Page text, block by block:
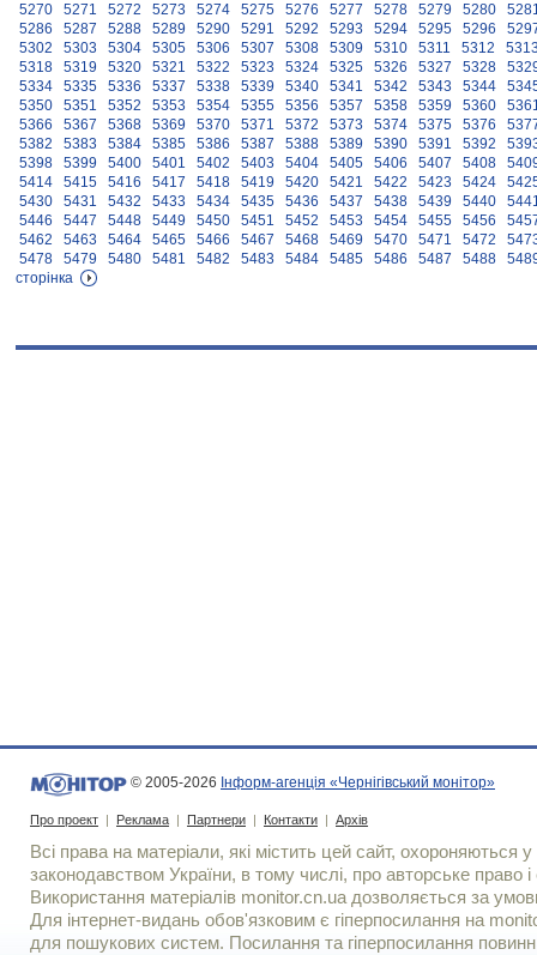
5270
5271 5272 5273 5274 5275 5276 5277 5278 5279 5280
5286
5287 5288 5289 5290 5291 5292 5293 5294 5295 5296
5302
5303 5304 5305 5306 5307 5308 5309 5310 5311 5312
5318
5319 5320 5321 5322 5323 5324 5325 5326 5327 5328
5334
5335 5336 5337 5338 5339 5340 5341 5342 5343 5344
5350
5351 5352 5353 5354 5355 5356 5357 5358 5359 5360
5366
5367 5368 5369 5370 5371 5372 5373 5374 5375 5376
5382
5383 5384 5385 5386 5387 5388 5389 5390 5391 5392
5398
5399 5400 5401 5402 5403 5404 5405 5406 5407 5408
5414
5415 5416 5417 5418 5419 5420 5421 5422 5423 5424
5430
5431 5432 5433 5434 5435 5436 5437 5438 5439 5440
5446
5447 5448 5449 5450 5451 5452 5453 5454 5455 5456
5462
5463 5464 5465 5466 5467 5468 5469 5470 5471 5472
5478
5479 5480 5481 5482 5483 5484 5485 5486 5487 5488
сторінка
© 2005-2026 Інформ-агенція «Чернігівський монітор»
Про проект | Реклама | Партнери | Контакти | Архів
Всі права на матеріали, які містить цей сайт, охороняються у
законодавством України, в тому числі, про авторське право і
Використання матерiалiв monitor.cn.ua дозволяється за
Для iнтернет-видань обов'язковим є гiперпосилання на
для пошукових систем. Посилання та гіперпосилання